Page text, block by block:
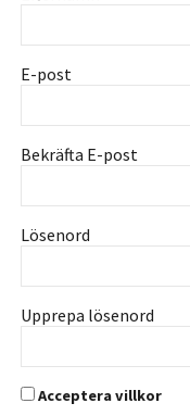
E-post
Bekräfta E-post
Lösenord
Upprepa lösenord
Acceptera villkor